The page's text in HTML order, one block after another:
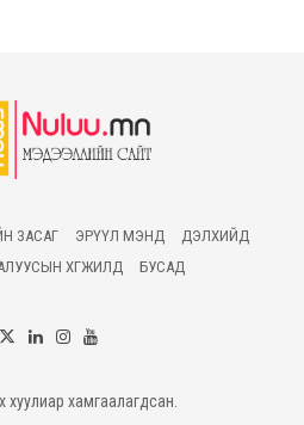
ЗАСАГ ЭРҮҮЛ МЭНД
ДЭЛХИЙД
ХӨГЖИЛД БУСАД
хуулиар хамгаалагдсан.